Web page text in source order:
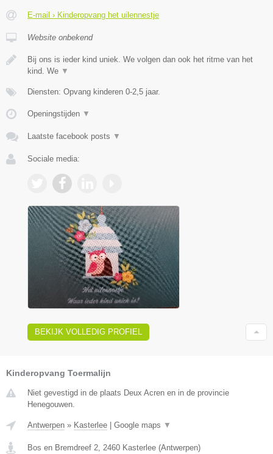
E-mail › Kinderopvang het uilennestje
Website onbekend
Bij ons is ieder kind uniek. We volgen dan ook het ritme van het
kind. We ▼
Diensten: Opvang kinderen 0-2,5 jaar.
Openingstijden ▼
Laatste facebook posts ▼
Sociale media:
BEKIJK VOLLEDIG PROFIEL
Kinderopvang Toermalijn
Niet gevestigd in de plaats Deux Acren en in de provincie
Henegouwen.
Antwerpen » Kasterlee Google maps ▼
Bos en Bremdreef 2, 2460 Kasterlee (Antwerpen)